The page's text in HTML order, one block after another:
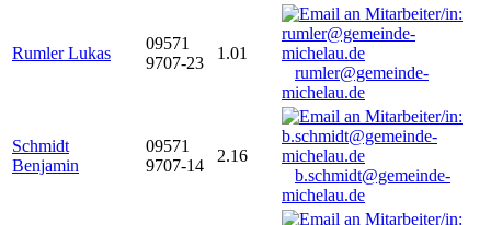
Rumler Lukas
09571
9707-23
1.01
rumler@gemeinde-
michelau.de
Schmidt
Benjamin
09571
9707-14
2.16
b.schmidt@gemeinde-
michelau.de